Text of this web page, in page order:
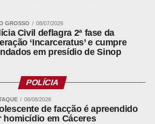
GROSSO 08/07/2026
Civil deflagra 2ª fase da
‘Incarceratus’ e cumpre
em presídio de Sinop
POLÍCIA
06/08/2026
de facção é apreendido
homicídio em Cáceres